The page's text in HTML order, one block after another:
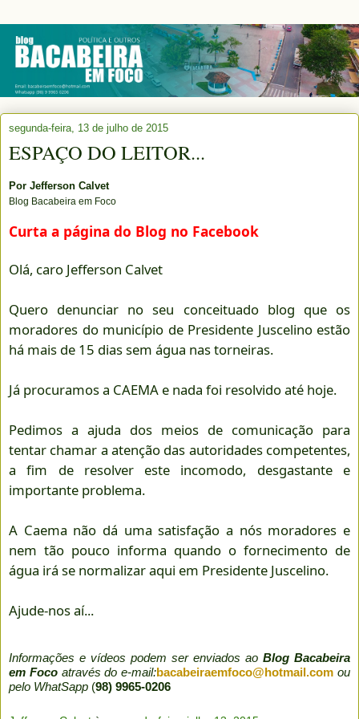
segunda-feira, 13 de julho de 2015
ESPAÇO DO LEITOR...
Por Jefferson Calvet
Blog Bacabeira em Foco
Curta a página do Blog no Facebook
Olá, caro Jefferson Calvet
Quero denunciar no seu conceituado blog que os
moradores do município de Presidente Juscelino estão
há mais de 15 dias sem água nas torneiras.
Já procuramos a CAEMA e nada foi resolvido até hoje.
Pedimos a ajuda dos meios de comunicação para
tentar chamar a atenção das autoridades competentes,
a fim de resolver este incomodo, desgastante e
importante problema.
A Caema não dá uma satisfação a nós moradores e
nem tão pouco informa quando o fornecimento de
água irá se normalizar aqui em Presidente Juscelino.
Ajude-nos aí...
Informações e vídeos podem ser enviados ao Blog Bacabeira
em Focoatravés do e-mail:bacabeiraemfoco@hotmail.com ou
pelo WhatSapp (98) 9965-0206